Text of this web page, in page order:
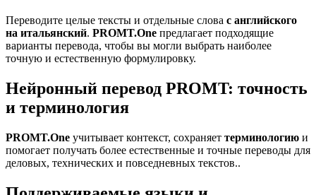
Переводите целые тексты и отдельные слова с английского
на итальянский. PROMT.One предлагает подходящие
варианты перевода, чтобы вы могли выбрать наиболее
точную и естественную формулировку.
Нейронный перевод PROMT: точность
и терминология
PROMT.One учитывает контекст, сохраняет терминологию и
помогает получать более естественные и точные переводы для
деловых, технических и повседневных текстов..